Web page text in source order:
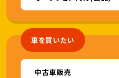
車を買いたい
中古車販売